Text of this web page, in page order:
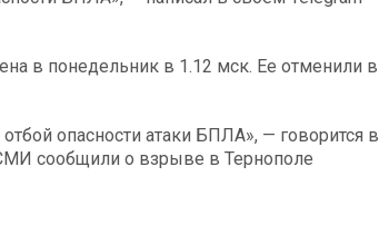
в понедельник в 1.12 мск. Ее отменили в
опасности атаки БПЛА», — говорится в
сообщили о взрыве в Тернополе